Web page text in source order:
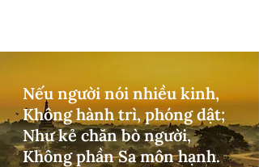
Nếu người nói nhiều kinh,
Không hành trì, phóng dật;
Như kẻ chăn bò người,
Không phần Sa môn hạnh.